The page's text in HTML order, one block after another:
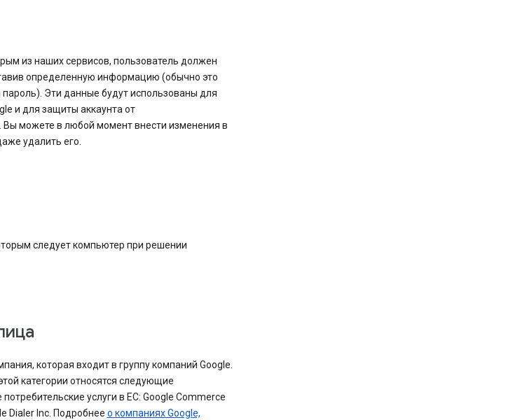
из наших сервисов, пользователь должен
определенную информацию (обычно это
Эти данные будут использованы для
и для защиты аккаунта от
Вы можете в любой момент внести изменения в
удалить его.
следует компьютер при решении
которая входит в группу компаний Google.
категории относятся следующие
услуги в ЕС: Google Commerce
Dialer Inc. Подробнее о компаниях Google,